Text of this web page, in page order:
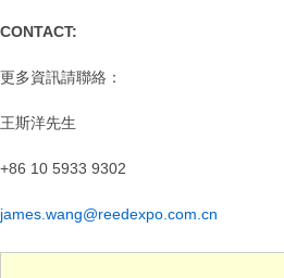
CONTACT:
更多資訊請聯絡：
王斯洋先生
+86 10 5933 9302
james.wang@reedexpo.com.cn